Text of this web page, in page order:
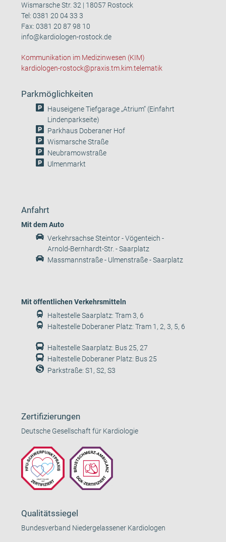
Wismarsche Str. 32 | 18057 Rostock
Tel:0381 20 04 33 3
Fax: 0381 20 87 98 10
info@kardiologen-rostock.de
Kommunikation im Medizinwesen (KIM)
kardiologen-rostock@praxis.tm.kim.telematik
Parkmöglichkeiten
Hauseigene Tiefgarage „Atrium“ (Einfahrt
Lindenparkseite)
Parkhaus Doberaner Hof
Wismarsche Straße
Neubramowstraße
Ulmenmarkt
Anfahrt
Mit dem Auto
Verkehrsachse Steintor - Vögenteich -
Arnold-Bernhardt-Str. - Saarplatz
Massmannstraße - Ulmenstraße - Saarplatz
Mit öffentlichen Verkehrsmitteln
Haltestelle Saarplatz: Tram 3, 6
Haltestelle Doberaner Platz: Tram 1, 2, 3, 5, 6
Haltestelle Saarplatz: Bus 25, 27
Haltestelle Doberaner Platz: Bus 25
Parkstraße: S1, S2, S3
Zertifizierungen
Deutsche Gesellschaft für Kardiologie
Qualitätssiegel
Bundesverband Niedergelassener Kardiologen